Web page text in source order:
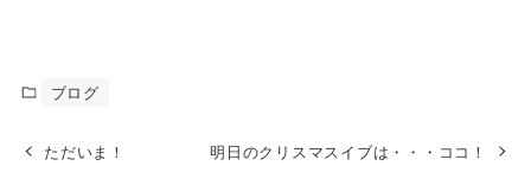
ブログ
ただいま！ 明日のクリスマスイブは・・・ココ！